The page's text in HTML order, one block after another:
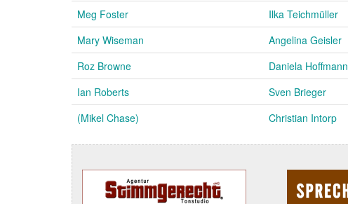
Meg Foster
Ilka Teichmüller
Mary Wiseman
Angelina Geisler
Roz Browne
Daniela Hoffmann
Ian Roberts
Sven Brieger
(Mikel Chase)
Christian Intorp